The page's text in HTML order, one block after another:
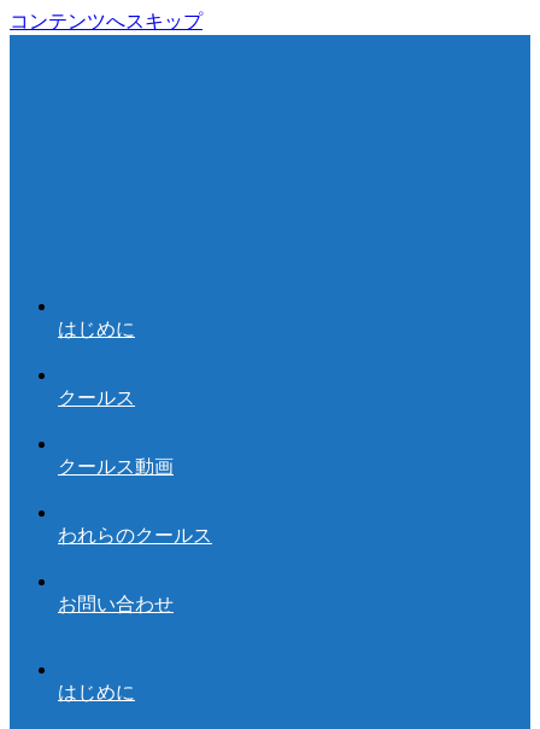
コンテンツへスキップ
はじめに
クールス
クールス動画
われらのクールス
お問い合わせ
はじめに